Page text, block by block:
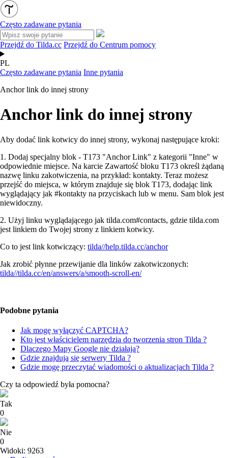
Często zadawane pytania
Przejdź do Tilda.cc Przejdź do Centrum pomocy
PL
Często zadawane pytania Inne pytania
Anchor link do innej strony
Anchor link do innej strony
Aby dodać link kotwicy do innej strony, wykonaj następujące kroki:
1. Dodaj specjalny blok - T173 "Anchor Link" z kategorii "Inne" w
odpowiednie miejsce. Na karcie Zawartość bloku T173 określ żądaną
nazwę linku zakotwiczenia, na przykład: kontakty. Teraz możesz
przejść do miejsca, w którym znajduje się blok T173, dodając link
wyglądający jak #kontakty na przyciskach lub w menu. Sam blok jest
niewidoczny.
2. Użyj linku wyglądającego jak tilda.com#contacts, gdzie tilda.com
jest linkiem do Twojej strony z linkiem kotwicy.
Co to jest link kotwiczący: tilda//help.tilda.cc/anchor
Jak zrobić płynne przewijanie dla linków zakotwiczonych:
tilda//tilda.cc/en/answers/a/smooth-scroll-en/
Podobne pytania
Jak mogę wyłączyć CAPTCHA?
Kto jest właścicielem narzędzia do tworzenia stron Tilda ?
Dlaczego Mapy Google nie działają?
Gdzie znajdują się serwery Tilda ?
Gdzie mogę przeczytać wiadomości o aktualizacjach Tilda ?
Czy ta odpowiedź była pomocna?
Tak
0
Nie
0
Widoki: 9263